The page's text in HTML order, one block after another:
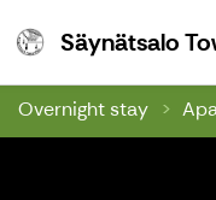
Säynätsalo
Overnight stay